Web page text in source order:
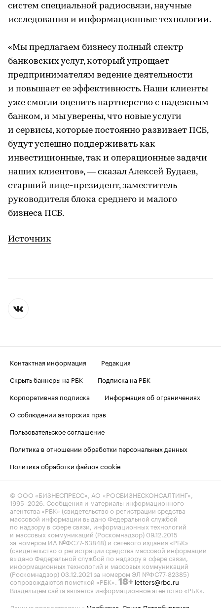
систем специальной радиосвязи, научные
исследования и информационные технологии.
«Мы предлагаем бизнесу полный спектр
банковских услуг, который упрощает
предпринимателям ведение деятельности
и повышает ее эффективность. Наши клиенты
уже смогли оценить партнерство с надежным
банком, и мы уверены, что новые услуги
и сервисы, которые постоянно развивает ПСБ,
будут успешно поддерживать как
инвестиционные, так и операционные задачи
наших клиентов», — сказал Алексей Будаев,
старший вице-президент, заместитель
руководителя блока среднего и малого
бизнеса ПСБ.
Источник
Контактная информация
Редакция
Скрыть баннеры на РБК
Подписка на РБК
Корпоративная подписка
Информация об ограничениях
О соблюдении авторских прав
Пользовательское соглашение
Политика в отношении обработки персональных данных
Политика обработки файлов cookie
© ООО «БИЗНЕСПРЕСС», АО «РОСБИЗНЕСКОНСАЛТИНГ»,
1995–2026. Сообщения и материалы информационного
агентства «РБК» (свидетельство о регистрации средства
массовой информации выдано Федеральной службой
по надзору в сфере связи, информационных технологий
и массовых коммуникаций (Роскомнадзор) 09.12.2015
за номером ИА №ФС77-63848) и сетевого издания «РБК»
(свидетельство о регистрации средства массовой информации
выдано Федеральной службой по надзору в сфере связи,
информационных технологий и массовых коммуникаций
(Роскомнадзор) 03.12.2021 за номером ЭЛ №ФС77-82385)
сопровождаются пометкой «РБК». 18+ letters@rbc.ru
Владельцем сайта является информационное агентство «РБК».